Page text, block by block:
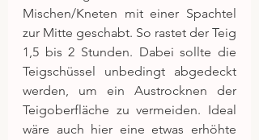
Mischen/Kneten mit einer Spachtel
zur Mitte geschabt. So rastet der Teig
1,5 bis 2 Stunden. Dabei sollte die
Teigschüssel unbedingt abgedeckt
werden, um ein Austrocknen der
Teigoberfläche zu vermeiden. Ideal
wäre auch hier eine etwas erhöhte